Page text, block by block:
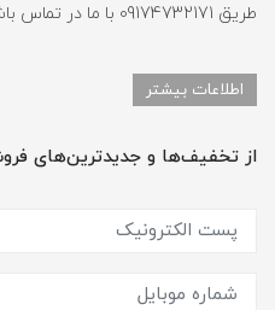
طریق 09174732171 با ما در تماس باشید).
اطلاعات بیشتر
از تخفیف‌ها و جدیدترین‌های